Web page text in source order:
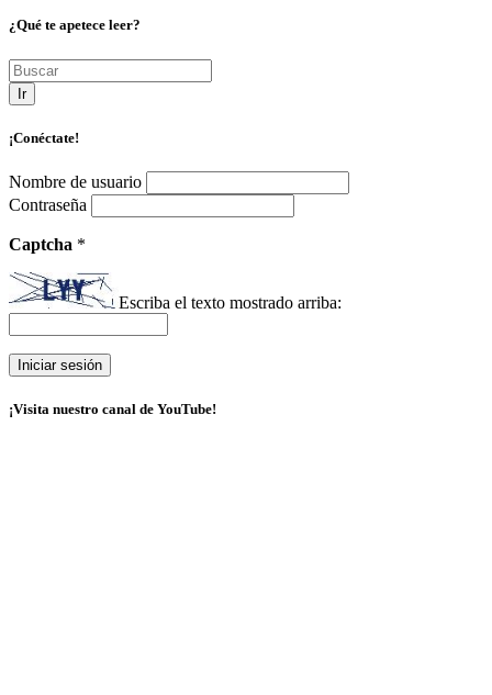
¿Qué te apetece leer?
Ir
¡Conéctate!
Nombre de usuario
Contraseña
Captcha *
Escriba el texto mostrado arriba:
¡Visita nuestro canal de YouTube!